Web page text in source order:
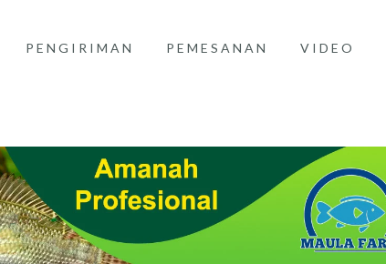
PENGIRIMAN PEMESANAN VIDEO